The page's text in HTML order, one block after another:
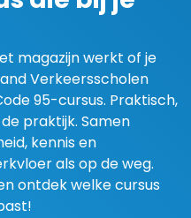
magazijn werkt of je
Verkeersscholen
95-cursus. Praktisch,
praktijk. Samen
kennis en
als op de weg.
ontdek welke cursus